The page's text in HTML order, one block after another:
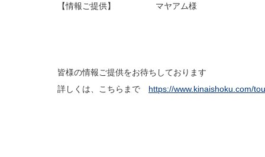
【情報ご提供】 マヤアム様
皆様の情報ご提供をお待ちしております
詳しくは、こちらまで https://www.kinaishoku.com/